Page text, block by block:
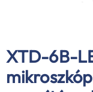
XTD-6B-